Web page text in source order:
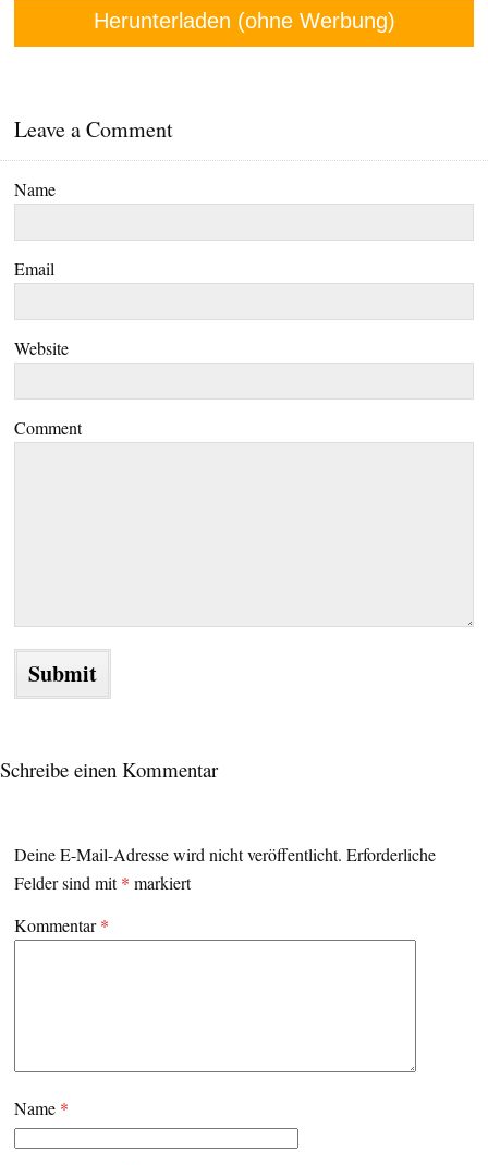
Herunterladen (ohne Werbung)
Leave a Comment
Name
Email
Website
Comment
Schreibe einen Kommentar
Deine E-Mail-Adresse wird nicht veröffentlicht. Erforderliche
Felder sind mit* markiert
Kommentar*
Name *